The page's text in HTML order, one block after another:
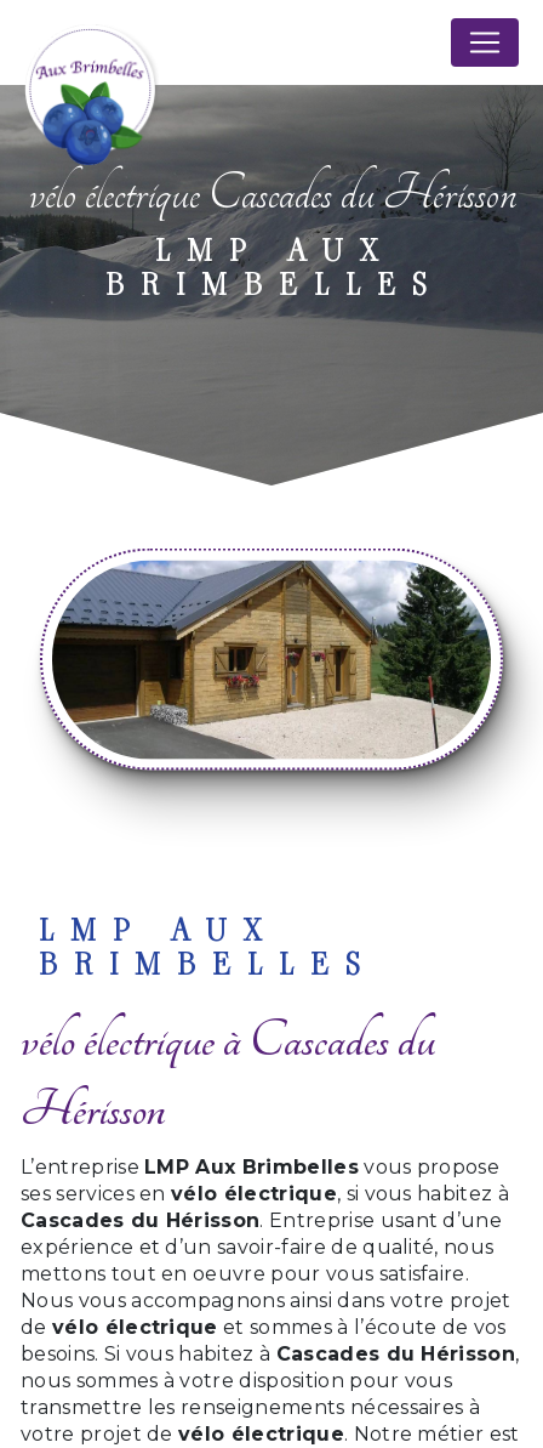
vélo électrique Cascades du Hérisson
LMP AUX
BRIMBELLES
LMP AUX
BRIMBELLES
vélo électrique à Cascades du
Hérisson
L’entreprise LMP Aux Brimbellesvous propose
ses services envélo électrique, si vous habitez à
Cascades du Hérisson. Entreprise usant d’une
expérience et d’un savoir-faire de qualité, nous
mettons tout en oeuvre pour vous satisfaire.
Nous vous accompagnons ainsi dans votre projet
de vélo électrique et sommes à l’écoute de vos
besoins. Si vous habitez à Cascades du Hérisson,
nous sommes à votre disposition pour vous
transmettre les renseignements nécessaires à
votre projet devélo électrique. Notre métier est